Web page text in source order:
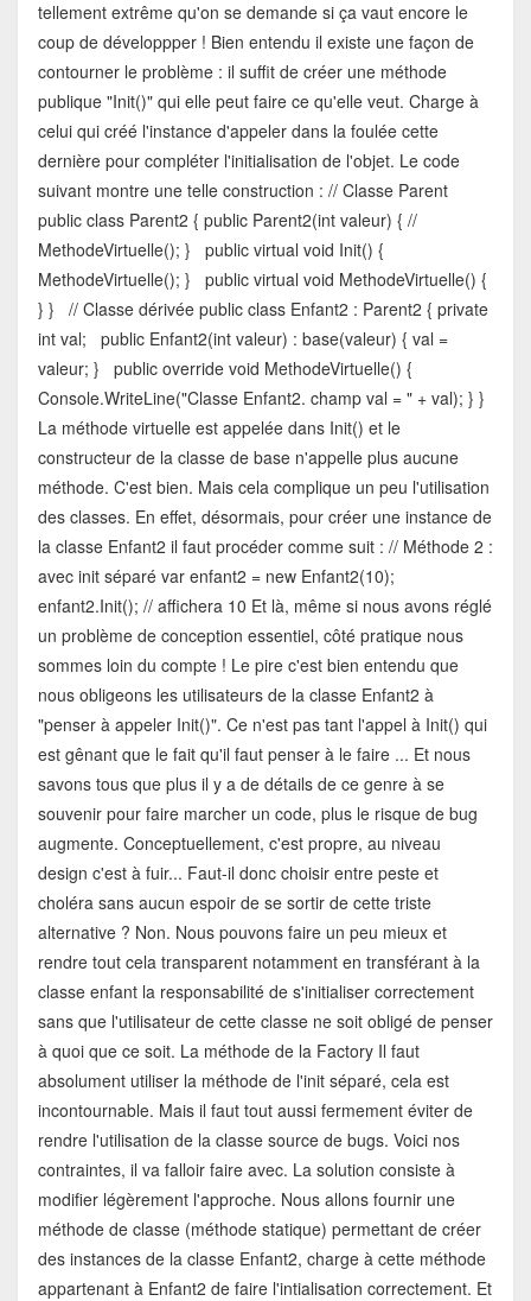
tellement extrême qu'on se demande si ça vaut encore le
coup de développper ! Bien entendu il existe une façon de
contourner le problème : il suffit de créer une méthode
publique "Init()" qui elle peut faire ce qu'elle veut. Charge à
celui qui créé l'instance d'appeler dans la foulée cette
dernière pour compléter l'initialisation de l'objet. Le code
suivant montre une telle construction : // Classe Parent
public class Parent2 { public Parent2(int valeur) { //
MethodeVirtuelle(); } public virtual void Init() {
MethodeVirtuelle(); } public virtual void MethodeVirtuelle() {
} } // Classe dérivée public class Enfant2 : Parent2 { private
int val; public Enfant2(int valeur) : base(valeur) { val =
valeur; } public override void MethodeVirtuelle() {
Console.WriteLine("Classe Enfant2. champ val = " + val); } }
La méthode virtuelle est appelée dans Init() et le
constructeur de la classe de base n'appelle plus aucune
méthode. C'est bien. Mais cela complique un peu l'utilisation
des classes. En effet, désormais, pour créer une instance de
la classe Enfant2 il faut procéder comme suit : // Méthode 2 :
avec init séparé var enfant2 = new Enfant2(10);
enfant2.Init(); // affichera 10 Et là, même si nous avons réglé
un problème de conception essentiel, côté pratique nous
sommes loin du compte ! Le pire c'est bien entendu que
nous obligeons les utilisateurs de la classe Enfant2 à
"penser à appeler Init()". Ce n'est pas tant l'appel à Init() qui
est gênant que le fait qu'il faut penser à le faire ... Et nous
savons tous que plus il y a de détails de ce genre à se
souvenir pour faire marcher un code, plus le risque de bug
augmente. Conceptuellement, c'est propre, au niveau
design c'est à fuir... Faut-il donc choisir entre peste et
choléra sans aucun espoir de se sortir de cette triste
alternative ? Non. Nous pouvons faire un peu mieux et
rendre tout cela transparent notamment en transférant à la
classe enfant la responsabilité de s'initialiser correctement
sans que l'utilisateur de cette classe ne soit obligé de penser
à quoi que ce soit. La méthode de la Factory Il faut
absolument utiliser la méthode de l'init séparé, cela est
incontournable. Mais il faut tout aussi fermement éviter de
rendre l'utilisation de la classe source de bugs. Voici nos
contraintes, il va falloir faire avec. La solution consiste à
modifier légèrement l'approche. Nous allons fournir une
méthode de classe (méthode statique) permettant de créer
des instances de la classe Enfant2, charge à cette méthode
appartenant à Enfant2 de faire l'intialisation correctement. Et